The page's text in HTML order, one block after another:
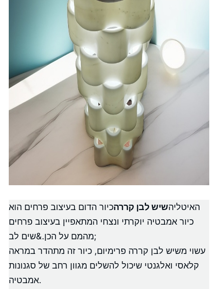
האיטליהשיש לבן קררהכיור הדום בעיצוב פרחים הוא
כיור אמבטיה יוקרתי ונצחי המתאפיין בעיצוב פרחים
מהמם על הכן.&שים לב;
עשוי משיש לבן קררה פרימיום, כיור זה מתהדר במראה
קלאסי ואלגנטי שיכול להשלים מגוון רחב של סגנונות
אמבטיה.